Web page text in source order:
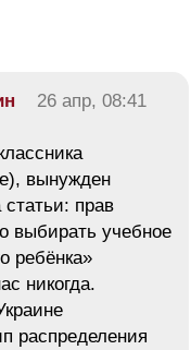
26 апр, 08:41
вынужден
статьи: прав
выбирать учебное
ребёнка»
никогда.
распределения